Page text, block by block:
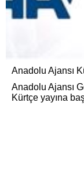
Anadolu Ajansı
Anadolu Ajansı
Kürtçe yayına